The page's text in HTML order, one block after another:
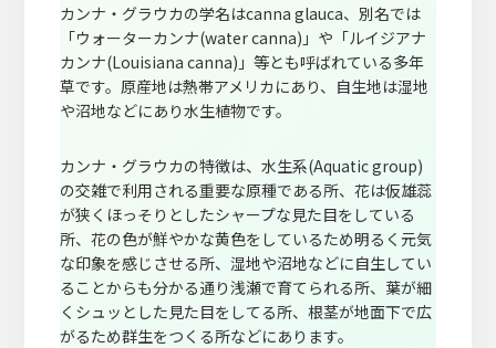
カンナ・グラウカの学名はcanna glauca、別名では
「ウォーターカンナ(water canna)」や「ルイジアナ
カンナ(Louisiana canna)」等とも呼ばれている多年
草です。原産地は熱帯アメリカにあり、自生地は湿地
や沼地などにあり水生植物です。
カンナ・グラウカの特徴は、水生系(Aquatic group)
の交雑で利用される重要な原種である所、花は仮雄蕊
が狭くほっそりとしたシャープな見た目をしている
所、花の色が鮮やかな黄色をしているため明るく元気
な印象を感じさせる所、湿地や沼地などに自生してい
ることからも分かる通り浅瀬で育てられる所、葉が細
くシュッとした見た目をしてる所、根茎が地面下で広
がるため群生をつくる所などにあります。